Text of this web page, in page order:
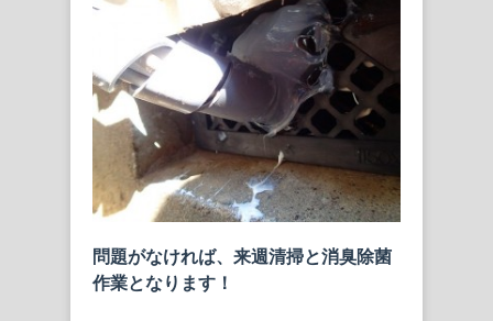
問題がなければ、来週清掃と消臭除菌
作業となります！